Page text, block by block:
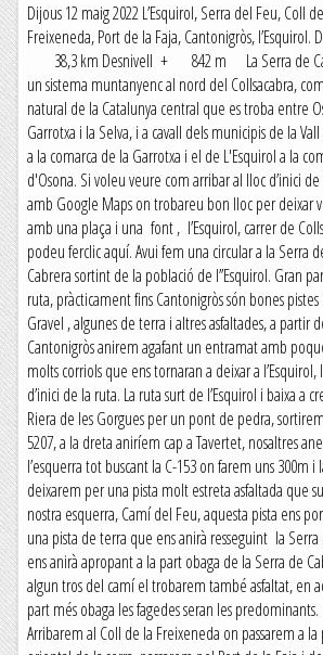
Dijous 12 maig 2022 L’Esquirol, Serra del Feu, Coll
Freixeneda, Port de la Faja, Cantonigròs, l’Esquirol.
38,3 km Desnivell + 842 m La Serra de
un sistema muntanyenc al nord del Collsacabra,
natural de la Catalunya central que es troba entre
Garrotxa i la Selva, i a cavall dels municipis de la
a la comarca de la Garrotxa i el de L'Esquirol a la
d'Osona. Si voleu veure com arribar al lloc d’inici
amb Google Maps on trobareu bon lloc per deixar
amb una plaça i una font , l’Esquirol, carrer de
podeu ferclic aquí. Avui fem una circular a la Serra
Cabrera sortint de la població de l’’Esquirol. Gran
ruta, pràcticament fins Cantonigròs són bones pistes
Gravel , algunes de terra i altres asfaltades, a partir
Cantonigròs anirem agafant un entramat amb
molts corriols que ens tornaran a deixar a l’Esquirol,
d’inici de la ruta. La ruta surt de l’Esquirol i baixa a
Riera de les Gorgues per un pont de pedra,
5207, a la dreta aniríem cap a Tavertet, nosaltres
l’esquerra tot buscant la C-153 on farem uns 300m i
deixarem per una pista molt estreta asfaltada que
nostra esquerra, Camí del Feu, aquesta pista ens
una pista de terra que ens anirà resseguint la
ens anirà apropant a la part obaga de la Serra de
algun tros del camí el trobarem també asfaltat, en
part més obaga les fagedes seran les predominants.
Arribarem al Coll de la Freixeneda on passarem a la